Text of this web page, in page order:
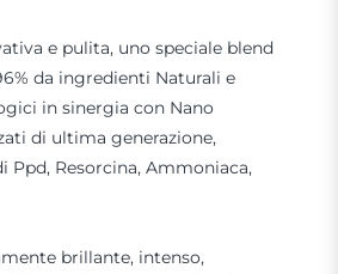
e pulita, uno speciale blend
da ingredienti Naturali e
in sinergia con Nano
di ultima generazione,
Resorcina, Ammoniaca,
brillante, intenso,